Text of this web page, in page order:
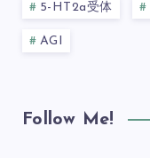
5-HT2a受体
AGI
Follow Me!